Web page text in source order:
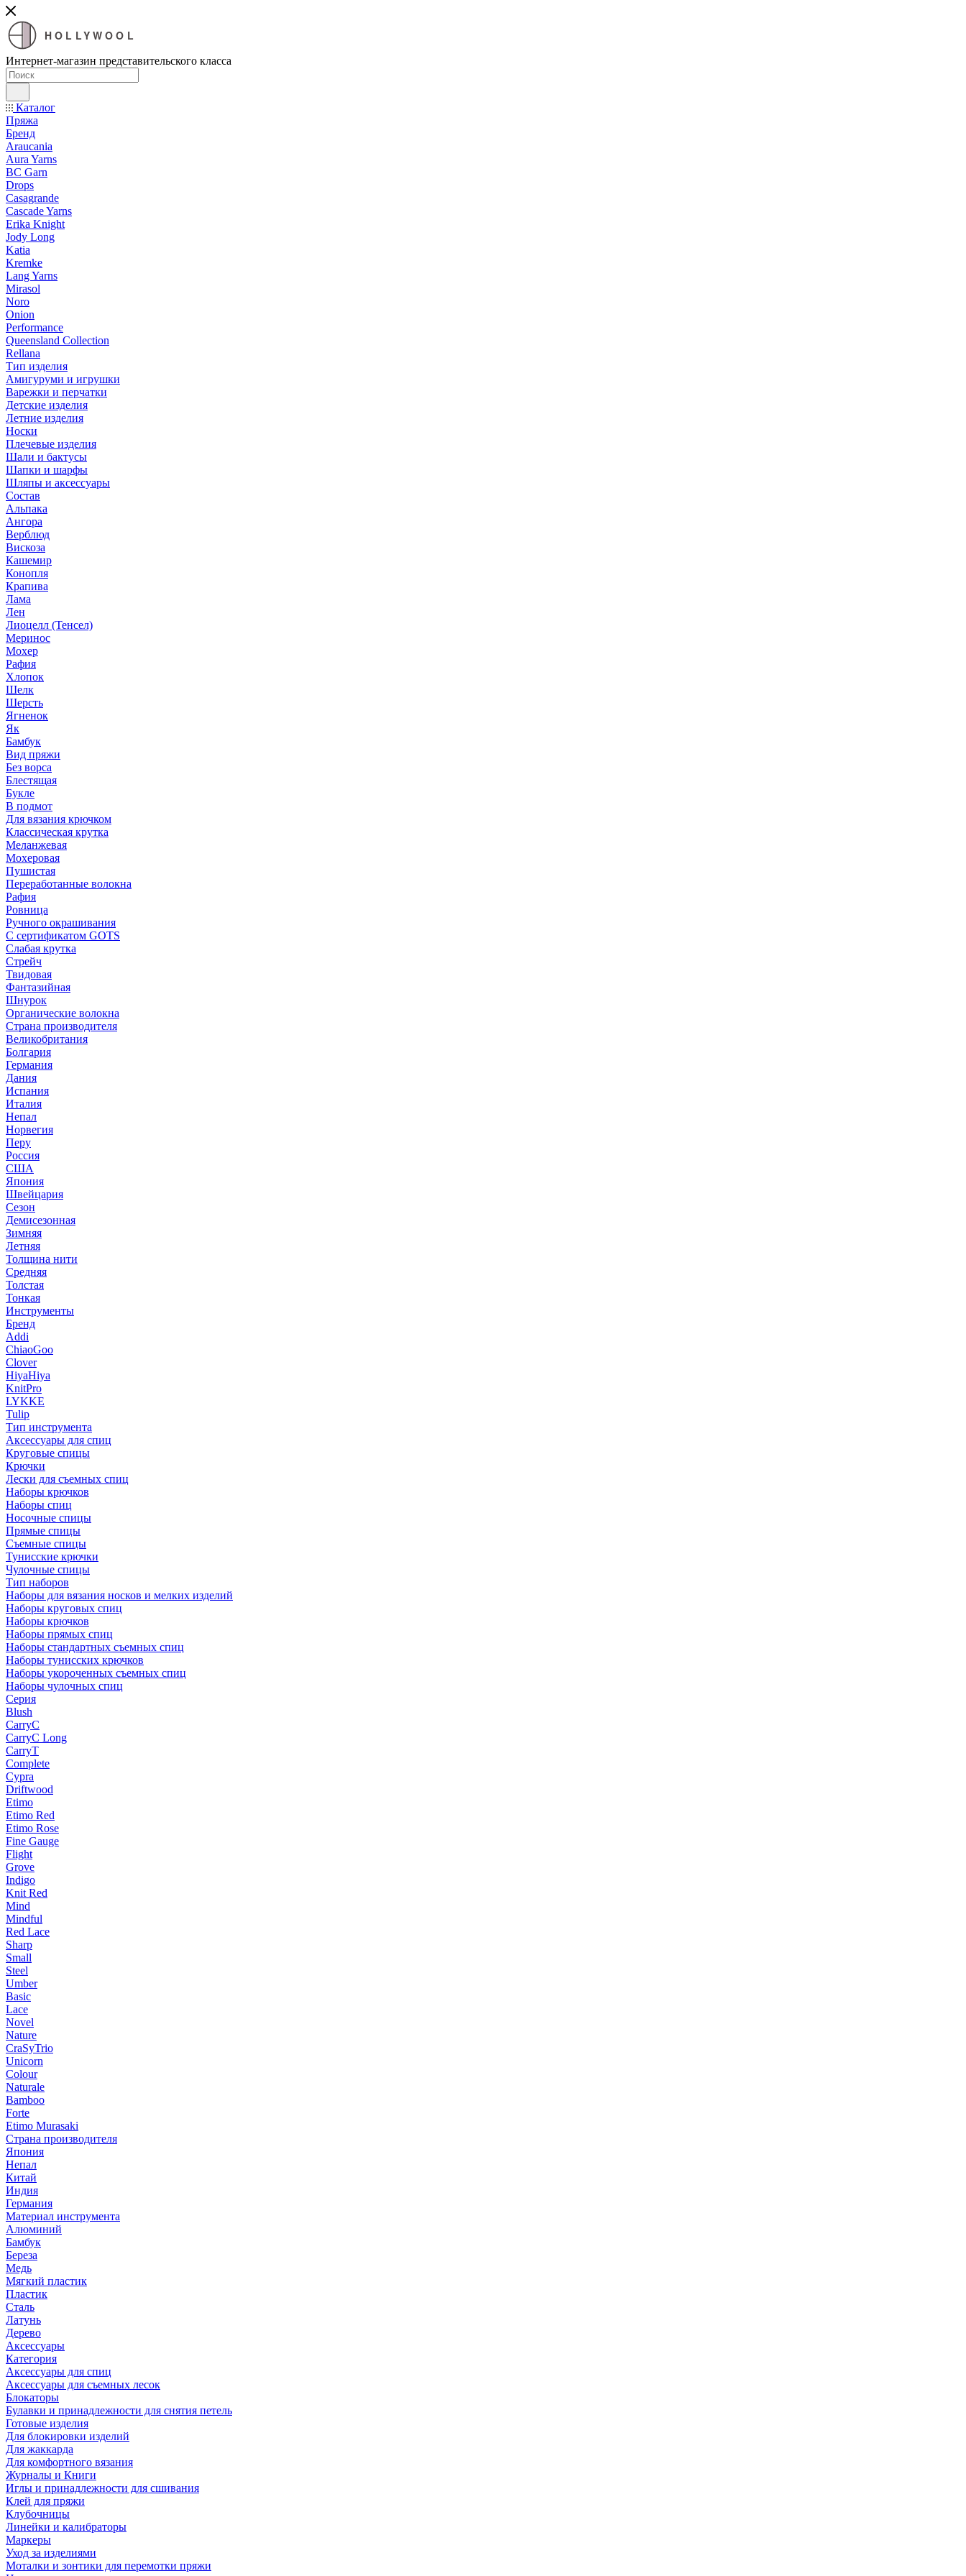
HOLLYWOOL
Интернет-магазин представительского класса
Каталог
Пряжа
Бренд
Araucania
Aura Yarns
BC Garn
Drops
Casagrande
Cascade Yarns
Erika Knight
Jody Long
Katia
Kremke
Lang Yarns
Mirasol
Noro
Onion
Performance
Queensland Collection
Rellana
Тип изделия
Амигуруми и игрушки
Варежки и перчатки
Детские изделия
Летние изделия
Носки
Плечевые изделия
Шали и бактусы
Шапки и шарфы
Шляпы и аксессуары
Состав
Альпака
Ангора
Верблюд
Вискоза
Кашемир
Конопля
Крапива
Лама
Лен
Лиоцелл (Тенсел)
Меринос
Мохер
Рафия
Хлопок
Шелк
Шерсть
Ягненок
Як
Бамбук
Вид пряжи
Без ворса
Блестящая
Букле
В подмот
Для вязания крючком
Классическая крутка
Меланжевая
Мохеровая
Пушистая
Переработанные волокна
Рафия
Ровница
Ручного окрашивания
С сертификатом GOTS
Слабая крутка
Стрейч
Твидовая
Фантазийная
Шнурок
Органические волокна
Страна производителя
Великобритания
Болгария
Германия
Дания
Испания
Италия
Непал
Норвегия
Перу
Россия
США
Япония
Швейцария
Сезон
Демисезонная
Зимняя
Летняя
Толщина нити
Средняя
Толстая
Тонкая
Инструменты
Бренд
Addi
ChiaoGoo
Clover
HiyaHiya
KnitPro
LYKKE
Tulip
Тип инструмента
Аксессуары для спиц
Круговые спицы
Крючки
Лески для съемных спиц
Наборы крючков
Наборы спиц
Носочные спицы
Прямые спицы
Съемные спицы
Тунисские крючки
Чулочные спицы
Тип наборов
Наборы для вязания носков и мелких изделий
Наборы круговых спиц
Наборы крючков
Наборы прямых спиц
Наборы стандартных съемных спиц
Наборы тунисских крючков
Наборы укороченных съемных спиц
Наборы чулочных спиц
Серия
Blush
CarryC
CarryC Long
CarryT
Complete
Cypra
Driftwood
Etimo
Etimo Red
Etimo Rose
Fine Gauge
Flight
Grove
Indigo
Knit Red
Mind
Mindful
Red Lace
Sharp
Small
Steel
Umber
Basic
Lace
Novel
Nature
CraSyTrio
Unicorn
Colour
Naturale
Bamboo
Forte
Etimo Murasaki
Страна производителя
Япония
Непал
Китай
Индия
Германия
Материал инструмента
Алюминий
Бамбук
Береза
Медь
Мягкий пластик
Пластик
Сталь
Латунь
Дерево
Аксессуары
Категория
Аксессуары для спиц
Аксессуары для съемных лесок
Блокаторы
Булавки и принадлежности для снятия петель
Готовые изделия
Для блокировки изделий
Для жаккарда
Для комфортного вязания
Журналы и Книги
Иглы и принадлежности для сшивания
Клей для пряжи
Клубочницы
Линейки и калибраторы
Маркеры
Уход за изделиями
Моталки и зонтики для перемотки пряжи